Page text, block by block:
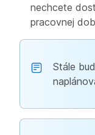
nechcete
pracovnej
Stále